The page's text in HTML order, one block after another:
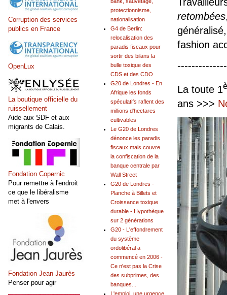
retombées
fashion
La toute 1
ans >>>
protectionnisme,
nationalisation
G4 de Berlin:
relocalisation des
paradis fiscaux pour
sortir des bilans la
bulle toxique des
CDS et des CDO
G20 de Londres - En
Afrique les fonds
spéculatifs raflent des
millions d'hectares
cultivables
Le G20 de Londres
dénonce les paradis
fiscaux mais couvre
la confiscation de la
banque centrale par
Wall Street
G20 de Londres -
Planche à Billets et
Croissance toxique
durable - Hypothèque
sur 2 générations
G20 - L'effondrement
du système
ordolibéral a
commencé en 2006 -
Ce n'est pas la Crise
des subprimes, des
banques...
L'emploi, une urgence
Corruption des services
publics en France
OpenLux
La boutique officielle du
ruissellement
Aide aux SDF et aux
migrants de Calais.
Fondation Copernic
Pour remettre à l'endroit
ce que le libéralisme
met à l'envers
Fondation Jean Jaurès
Penser pour agir